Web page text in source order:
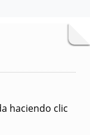
haciendo clic